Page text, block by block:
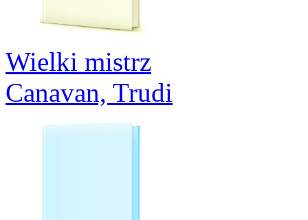
Wielki mistrz
Canavan, Trudi